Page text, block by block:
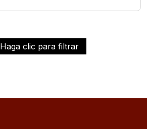
Haga clic para filtrar